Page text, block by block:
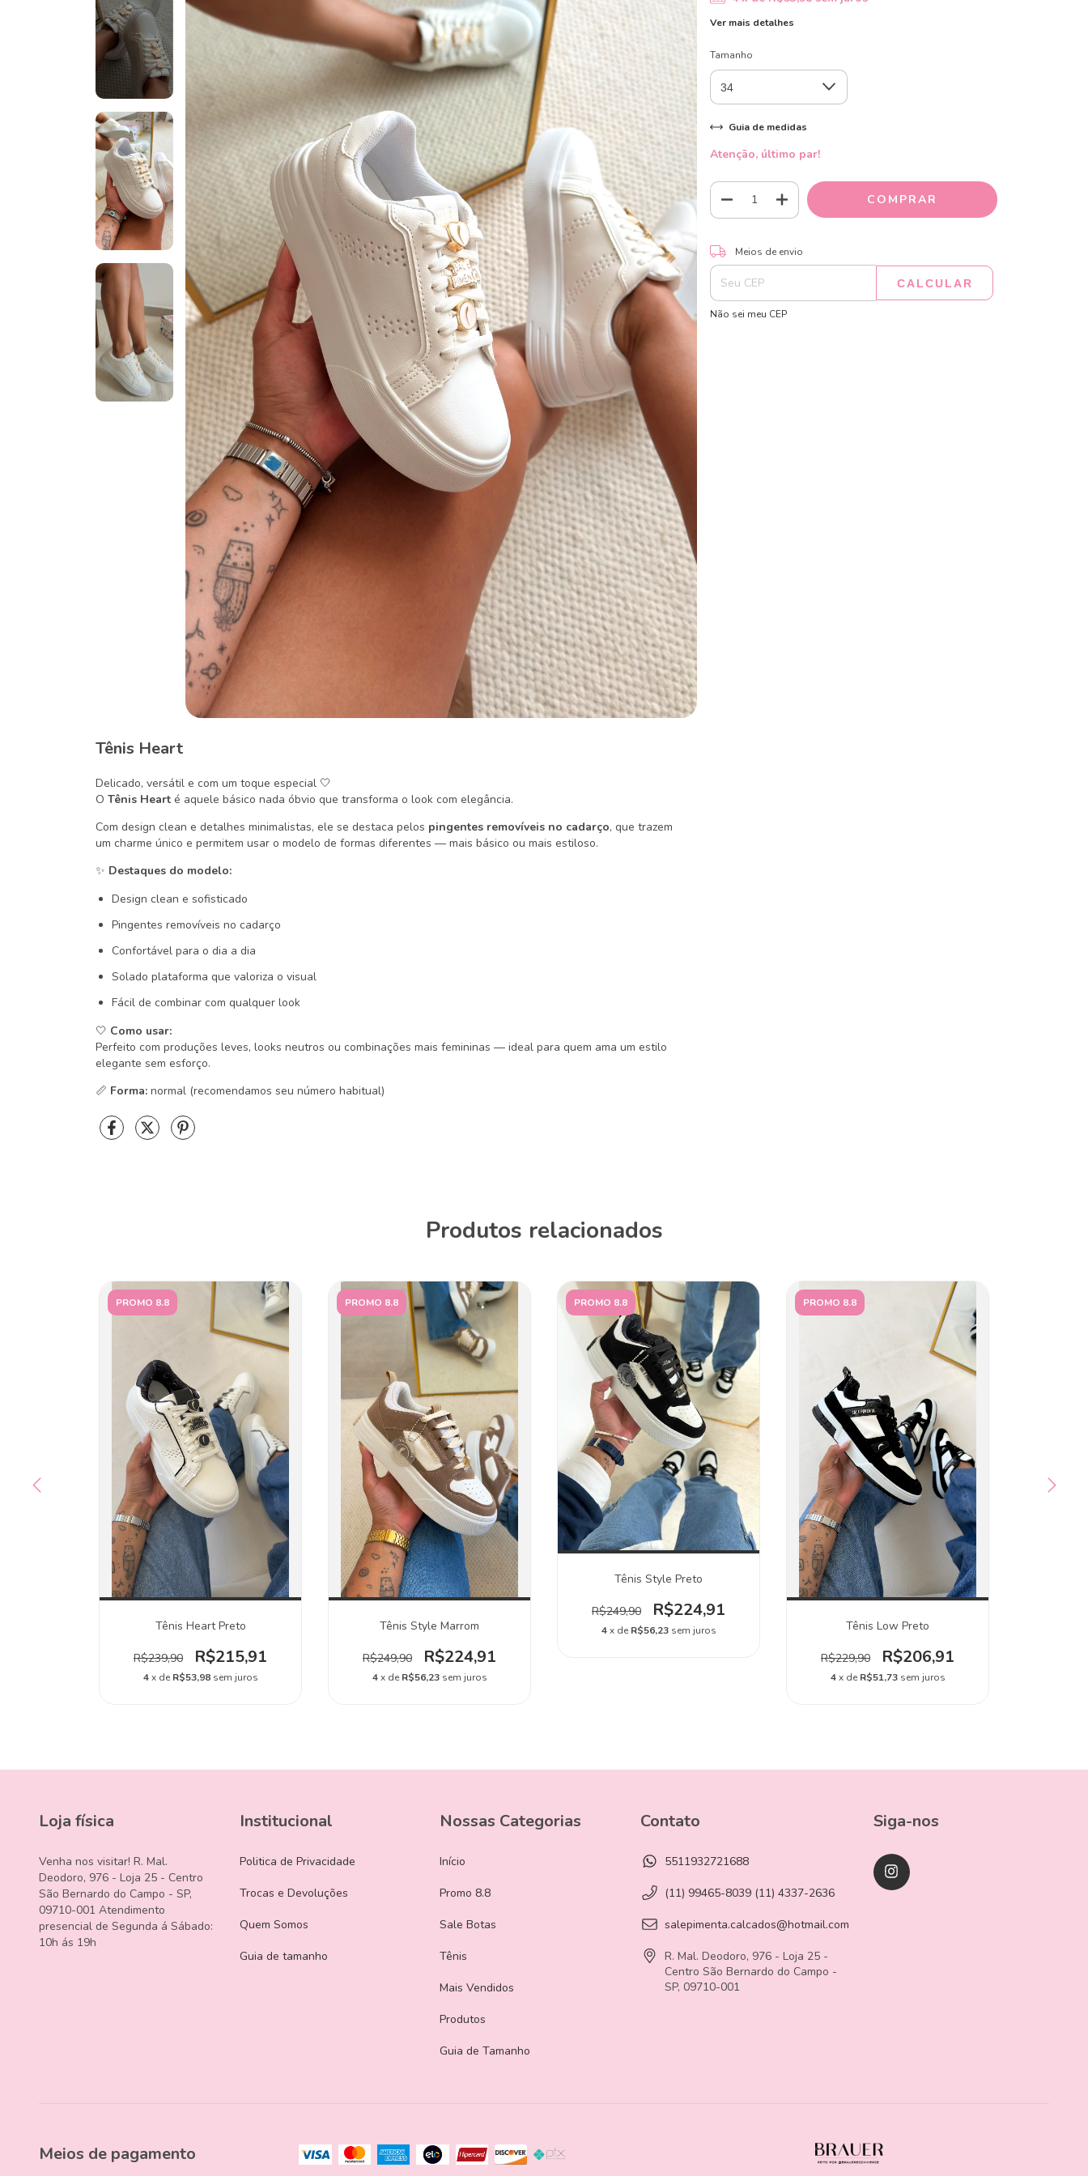
Tênis Heart
Delicado, versátil e com um toque especial 🤍
O Tênis Heart é aquele básico nada óbvio que transforma o look com elegância.
Com design clean e detalhes minimalistas, ele se destaca pelos pingentes removíveis no cadarço, que trazem
um charme único e permitem usar o modelo de formas diferentes — mais básico ou mais estiloso.
✨ Destaques do modelo:
Design clean e sofisticado
Pingentes removíveis no cadarço
Confortável para o dia a dia
Solado plataforma que valoriza o visual
Fácil de combinar com qualquer look
🤍 Como usar:
Perfeito com produções leves, looks neutros ou combinações mais femininas — ideal para quem ama um estilo
elegante sem esforço.
📏 Forma: normal (recomendamos seu número habitual)
Ver mais detalhes
Tamanho
Guia de medidas
Atenção, último par!
Entregas para o CEP:
Meios de envio
CALCULAR
Não sei meu CEP
Produtos relacionados
PROMO 8.8
Tênis Heart Preto
R$239,90 R$215,91
4 x de R$53,98 sem juros
PROMO 8.8
Tênis Style Marrom
R$249,90 R$224,91
4 x de R$56,23 sem juros
PROMO 8.8
Tênis Style Preto
R$249,90 R$224,91
4 x de R$56,23 sem juros
PROMO 8.8
Tênis Low Preto
R$229,90 R$206,91
4 x de R$51,73 sem juros
Loja física
Venha nos visitar! R. Mal.
Deodoro, 976 - Loja 25 - Centro
São Bernardo do Campo - SP,
09710-001 Atendimento
presencial de Segunda á Sábado:
10h ás 19h
Institucional
Politica de Privacidade
Trocas e Devoluções
Quem Somos
Guia de tamanho
Nossas Categorias
Início
Promo 8.8
Sale Botas
Tênis
Mais Vendidos
Produtos
Guia de Tamanho
Contato
5511932721688
(11) 99465-8039 (11) 4337-2636
salepimenta.calcados@hotmail.com
R. Mal. Deodoro, 976 - Loja 25 -
Centro São Bernardo do Campo -
SP, 09710-001
Siga-nos
Meios de pagamento